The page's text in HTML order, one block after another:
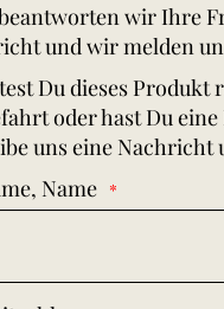
wir Ihre
und wir melden
Du dieses Produkt
oder hast Du eine
uns eine
Name